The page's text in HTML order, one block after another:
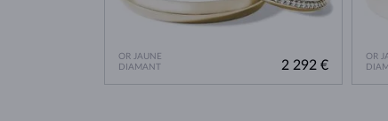
OR JAUNE
DIAMANT
2 292 €
OR